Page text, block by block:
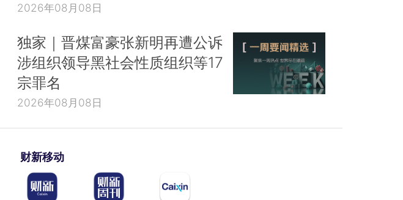
2026年08月08日
独家｜晋煤富豪张新明再遭公诉
涉组织领导黑社会性质组织等17
宗罪名
2026年08月08日
财新移动